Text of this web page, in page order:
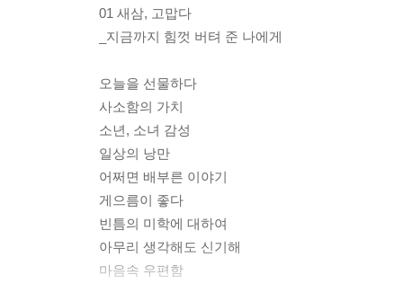
01 새삼, 고맙다
_지금까지 힘껏 버텨 준 나에게
오늘을 선물하다
사소함의 가치
소년, 소녀 감성
일상의 낭만
어쩌면 배부른 이야기
게으름이 좋다
빈틈의 미학에 대하여
아무리 생각해도 신기해
마음속 우편함